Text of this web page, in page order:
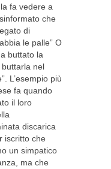
fa vedere a
che
di
le palle” O
buttato la
nel
L’esempio più
fa quando
il loro
discarica
iscritto che
un simpatico
ma che